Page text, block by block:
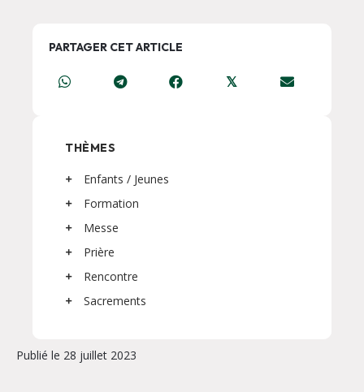
PARTAGER CET ARTICLE
𝕏
THÈMES
Enfants / Jeunes
Formation
Messe
Prière
Rencontre
Sacrements
Publié le 28 juillet 2023